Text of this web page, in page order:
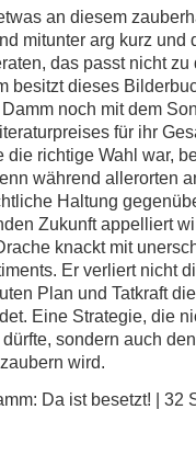
an diesem
mitunter arg kurz und
das passt nicht
besitzt dieses
noch mit dem
für ihr
die richtige Wahl war,
während allerorten
Haltung
Zukunft appelliert
knackt mit
Er verliert nicht
Plan und Tatkraft
Eine Strategie, die
sondern auch
wird.
Da ist besetzt! | 32